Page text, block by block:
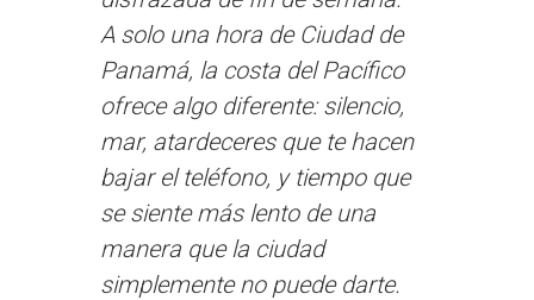
A solo una hora de Ciudad de
Panamá, la costa del Pacífico
ofrece algo diferente: silencio,
mar, atardeceres que te hacen
bajar el teléfono, y tiempo que
se siente más lento de una
manera que la ciudad
simplemente no puede darte.